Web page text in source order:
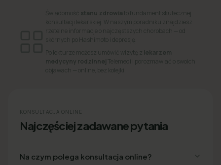
Świadomość stanu zdrowia to fundament skutecznej
konsultacji lekarskiej. W naszym poradniku znajdziesz
rzetelne informacje o najczęstszych chorobach — od
skórnych po Hashimoto i depresję.
Po lekturze możesz umówić wizytę z lekarzem
medycyny rodzinnej Telemedi i porozmawiać o swoich
objawach — online, bez kolejki.
KONSULTACJA ONLINE
Najczęściej zadawane pytania
Na czym polega konsultacja online?